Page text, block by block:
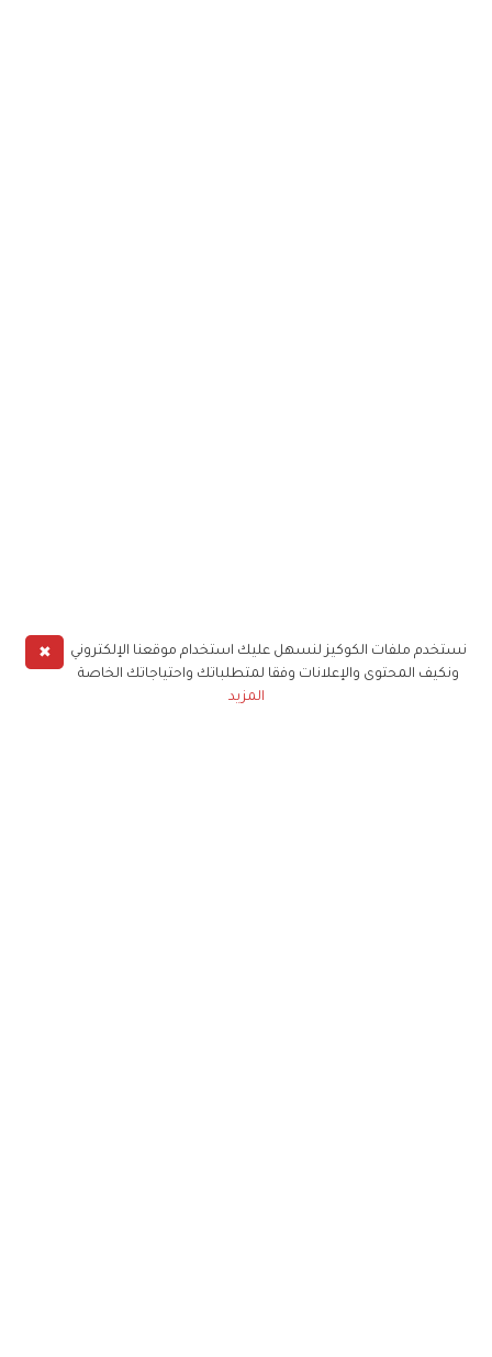
✖
نستخدم ملفات الكوكيز لنسهل عليك استخدام موقعنا الإلكتروني
ونكيف المحتوى والإعلانات وفقا لمتطلباتك واحتياجاتك الخاصة
المزيد